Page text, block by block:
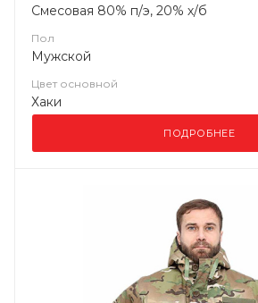
Смесовая 80% п/э, 20% х/б
Пол
Мужской
Цвет основной
Хаки
ПОДРОБНЕЕ